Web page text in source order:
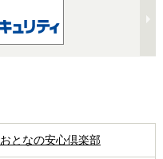
おとなの安心倶楽部